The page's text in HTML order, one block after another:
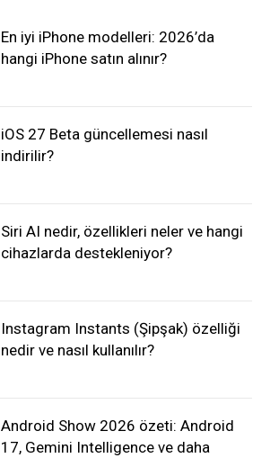
En iyi iPhone modelleri: 2026’da
hangi iPhone satın alınır?
iOS 27 Beta güncellemesi nasıl
indirilir?
Siri AI nedir, özellikleri neler ve hangi
cihazlarda destekleniyor?
Instagram Instants (Şipşak) özelliği
nedir ve nasıl kullanılır?
Android Show 2026 özeti: Android
17, Gemini Intelligence ve daha